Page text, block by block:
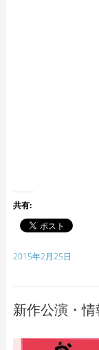
共有:
2015年2月25日
新作公演・